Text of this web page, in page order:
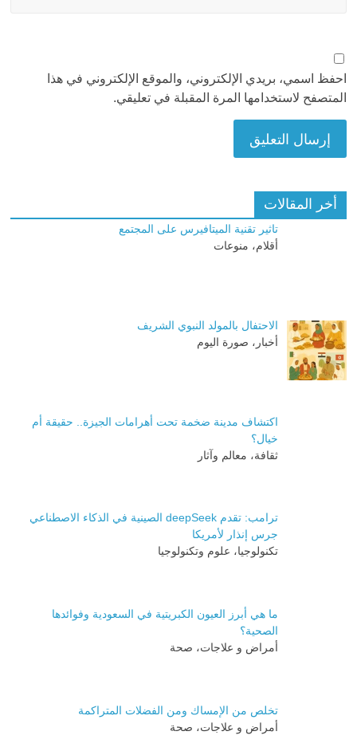
احفظ اسمي، بريدي الإلكتروني، والموقع الإلكتروني في هذا
المتصفح لاستخدامها المرة المقبلة في تعليقي.
أخر المقالات
تاثير تقنية الميتافيرس على المجتمع
أقلام، منوعات
الاحتفال بالمولد النبوي الشريف
أخبار، صورة اليوم
اكتشاف مدينة ضخمة تحت أهرامات الجيزة.. حقيقة أم
خيال؟
ثقافة، معالم وآثار
ترامب: تقدم deepSeek الصينية في الذكاء الاصطناعي
جرس إنذار لأمريكا
تكنولوجيا، علوم وتكنولوجيا
ما هي أبرز العيون الكبريتية في السعودية وفوائدها
الصحية؟
أمراض و علاجات، صحة
تخلص من الإمساك ومن الفضلات المتراكمة
أمراض و علاجات، صحة